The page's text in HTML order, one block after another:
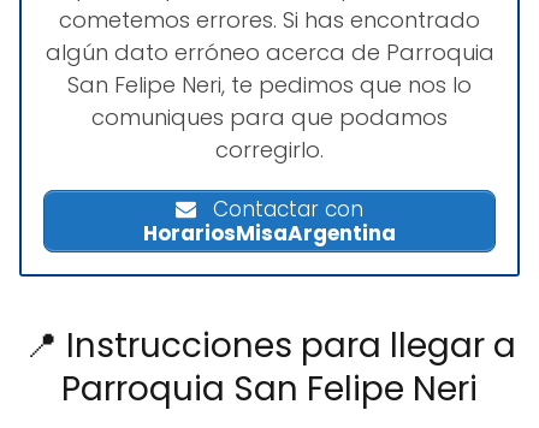
cometemos errores. Si has encontrado
algún dato erróneo acerca de Parroquia
San Felipe Neri, te pedimos que nos lo
comuniques para que podamos
corregirlo.
Contactar con
HorariosMisaArgentina
📍 Instrucciones para llegar a
Parroquia San Felipe Neri